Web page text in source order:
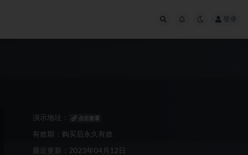
登录
演示地址： 点击查看
有效期：购买后永久有效
最近更新：2023年04月12日